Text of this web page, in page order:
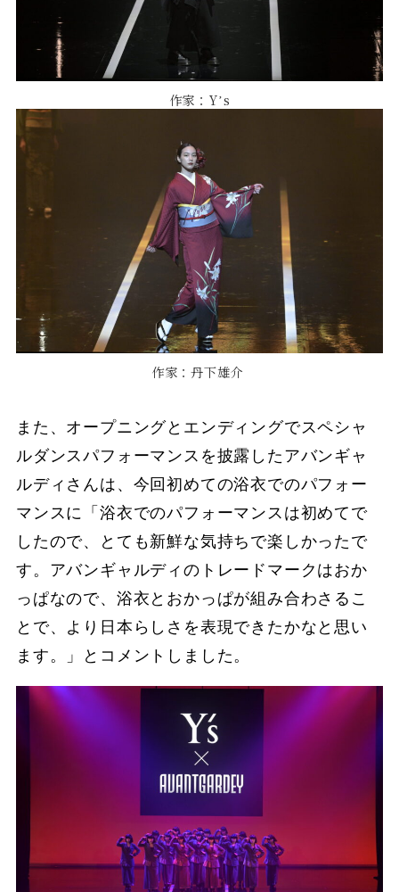
作家：Yʼs
作家：丹下雄介
また、オープニングとエンディングでスペシャ
ルダンスパフォーマンスを披露したアバンギャ
ルディさんは、今回初めての浴⾐でのパフォー
マンスに「浴⾐でのパフォーマンスは初めてで
したので、とても新鮮な気持ちで楽しかったで
す。アバンギャルディのトレードマークはおか
っぱなので、浴⾐とおかっぱが組み合わさるこ
とで、より⽇本らしさを表現できたかなと思い
ます。」とコメントしました。